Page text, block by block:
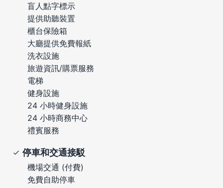
盲人點字標示
提供助聽裝置
櫃台保險箱
大廳提供免費報紙
洗衣設施
旅遊資訊/購票服務
電梯
健身設施
24 小時健身設施
24 小時商務中心
禮賓服務
停車和交通接駁
機場交通 (付費)
免費自助停車